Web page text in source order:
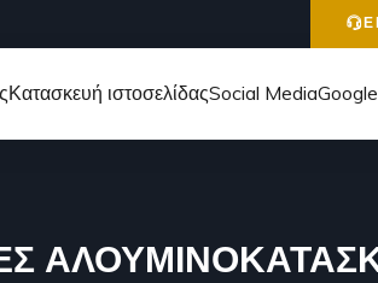
Κατασκευή ιστοσελίδαςSocial Media